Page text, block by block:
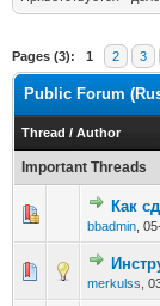
Pages (3): 1 2 3
Public Forum
Thread / Author
Important Threads
Как
bbadmin
merkulss